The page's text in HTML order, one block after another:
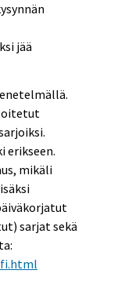
jää
erikseen.
mikäli
sarjat sekä